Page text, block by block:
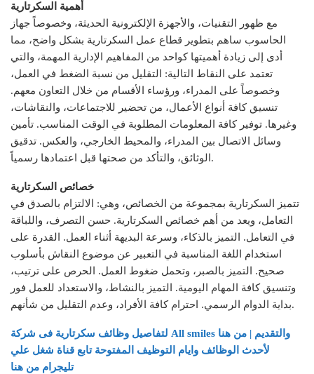
أهمية السكرتارية
مع ظهور التقنيات، والأجهزة الإلكترونية الحديثة، وخصوصاً جهاز
الحاسوب ساهم بتطوير قطاع عمل السكرتارية بشكل واضح، مما
أدى إلى زيادة أهميتها كواحد من المفاهيم الإدارية المهمة، والتي
تعتمد على النقاط التالية: التقليل من نسبة الضغط في العمل،
وخصوصاً على المدراء، ورؤساء الأقسام من خلال التعاون معهم.
تنسيق كافة أنواع الأعمال، من تحضير للاجتماعات، والنقاشات،
وغيرها. توفير كافة المعلومات المطلوبة في الوقت المناسب. تأمين
وسائل الاتصال بين المدراء، والمحيط الخارجي، والعكس. تدقيق
الوثائق، والتأكد من صحتها قبل اعتمادها رسمياً.
خصائص السكرتارية
تتميز السكرتارية بمجموعة من الخصائص، وهي: الالتزام بالصدق في
التعامل، ويعد من أهم خصائص السكرتارية. حسن التصرف، واللباقة
في التعامل. التميز بالذكاء، وسرعة البديهة أثناء العمل. القدرة على
استخدام اللغة المناسبة في التعبير عن موضوع النقاش بأسلوب
صحيح. التميز بالصبر، وتحمل ضغوط العمل. الحرص على ترتيب،
وتنسيق كافة المهام اليومية. التميز بالنشاط، والاستعداد للعمل فور
بداية الدوام الرسمي. احترام كافة الأفراد، وعدم التقليل من شأنهم.
لتفاصيل وظائف سكرتارية فى شركة All smiles والتقديم | من هنا
لأحدث الوظائف وايام التوظيف المفتوحة تابع قناة شغل علي
تليجرام من هنا